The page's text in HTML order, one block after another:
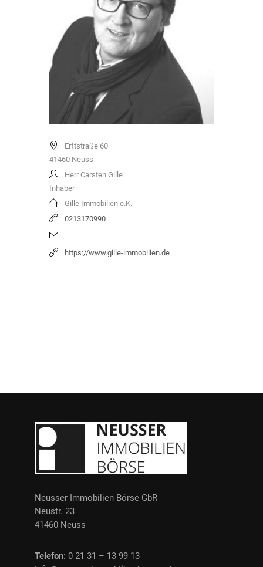
Erftstraße 60
41460 Neuss
Herr Carsten Gille
Inhaber
Gille Immobilien e.K.
0213170990
https://www.gille-immobilien.de
Neusser Immobilien Börse GbR
Neustr. 23
41460 Neuss
Telefon: 0 21 31 – 13 99 13